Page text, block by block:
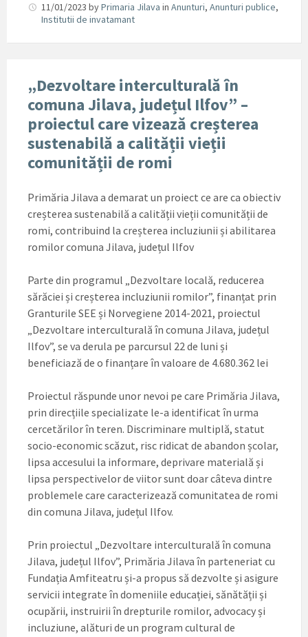
11/01/2023 byPrimaria Jilava in Anunturi, Anunturi publice,
Institutii de invatamant
„Dezvoltare interculturală în
comuna Jilava, județul Ilfov” –
proiectul care vizează creșterea
sustenabilă a calității vieții
comunității de romi
Primăria Jilava a demarat un proiect ce are ca obiectiv
creșterea sustenabilă a calității vieții comunității de
romi, contribuind la creșterea incluziunii și abilitarea
romilor comuna Jilava, județul Ilfov
Parte din programul „Dezvoltare locală, reducerea
sărăciei și creșterea incluziunii romilor”, finanțat prin
Granturile SEE și Norvegiene 2014-2021, proiectul
„Dezvoltare interculturală în comuna Jilava, județul
Ilfov”, se va derula pe parcursul 22 de luni și
beneficiază de o finanțare în valoare de 4.680.362 lei
Proiectul răspunde unor nevoi pe care Primăria Jilava,
prin direcțiile specializate le-a identificat în urma
cercetărilor în teren. Discriminare multiplă, statut
socio-economic scăzut, risc ridicat de abandon școlar,
lipsa accesului la informare, deprivare materială și
lipsa perspectivelor de viitor sunt doar câteva dintre
problemele care caracterizează comunitatea de romi
din comuna Jilava, județul Ilfov.
Prin proiectul „Dezvoltare interculturală în comuna
Jilava, județul Ilfov”, Primăria Jilava în parteneriat cu
Fundația Amfiteatru și-a propus să dezvolte și asigure
servicii integrate în domeniile educației, sănătății și
ocupării, instruirii în drepturile romilor, advocacy și
incluziune, alături de un program cultural de